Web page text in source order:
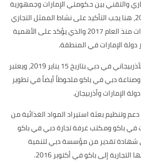
والتقني بين حكومتي الإمارات وجمهورية
أذربيجان في نوفمبر 2006، هنا يجب التأكيد على نشاط الممثل التجاري
لأذربيجان في دولة الإمارات منذ العام 2017 والذي يؤكد على الأهمية
دولة الإمارات في المنطقة.
تم افتتاح البيت التجاري الأذربيجاني في دبي بتاريخ 15 يناير 2019، ويعتبر
دبي في باكو ملحوظاً أيضاً في تطوير
الإمارات وأذربيجان.
شهر مايو 2016 تم دعم وتنظيم بعثة استيراد المواد الغذائية من
في باكو ومكتب غرفة تجارة دبي في باكو
تقدير من مؤسسة دبي لتنمية
إلى باكو في أكتوبر 2016.